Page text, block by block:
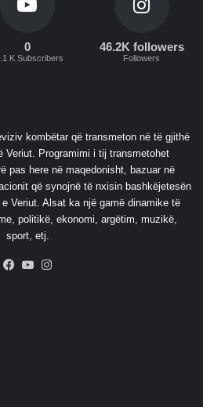
0
K Subscribers
46.2K followers
Followers
kombëtar që transmeton në të gjithë
Veriut. Programimi i tij transmetohet
pas here në maqedonisht, bazuar në
që synojnë të nxisin bashkëjetesën
Veriut. Alsat ka një gamë dinamike të
politikë, ekonomi, argëtim, muzikë,
sport, etj.
Facebook
YouTube